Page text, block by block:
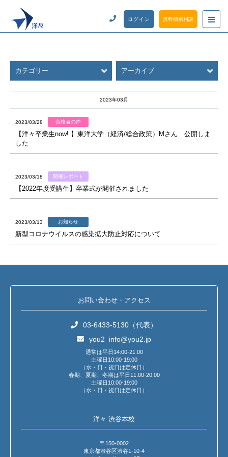
ログイン 無料個別相談
カテゴリー アーカイブ
2023年03月
2023/03/28 合格者の声
【洋々卒業生now! 】東洋大学（経済/総合政策）Mさん 公開しま
した
2023/03/18 開催レポート
【2022年度受講生】卒業式が開催されました
2023/03/13 お知らせ
新型コロナウイルスの感染拡大防止対応について
お問い合わせ・アクセス
03-6433-5130（代表）
you2_info@you2.jp
通常は平日14:00-21:00
土曜日10:00-19:00
（水・日・祝日は定休日）
春期、夏期、冬期は平日11:00-20:00
土曜日10:00-19:00
（水・日・祝日は定休日）
洋々 渋谷本校
〒150-0002
東京都渋谷区渋谷1-10-4